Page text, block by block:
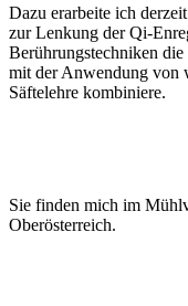
Dazu erarbeite ich
zur Lenkung der Qi-
Berührungstechniken
mit der Anwendung von
Säftelehre kombiniere.
Sie finden mich im
Oberösterreich.